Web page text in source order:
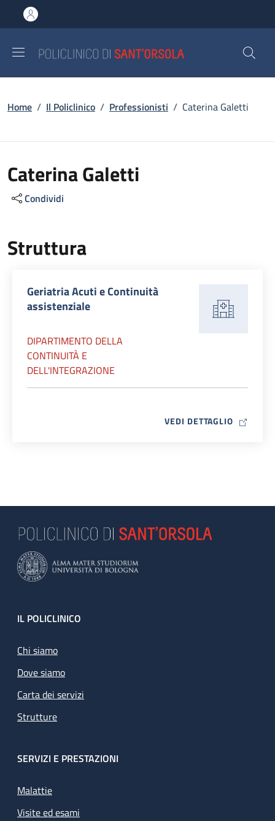
al contenuto principale
to footer content
Briciole di pane
Home / Il Policlinico / Professionisti / Caterina Galetti
Caterina Galetti
Condividi
Struttura
Geriatria Acuti e Continuità
assistenziale
DIPARTIMENTO DELLA
CONTINUITÀ E
DELL'INTEGRAZIONE
VEDI DETTAGLIO MAP ICON
Footer
IL POLICLINICO
Chi siamo
Dove siamo
Carta dei servizi
Strutture
SERVIZI E PRESTAZIONI
Malattie
Visite ed esami